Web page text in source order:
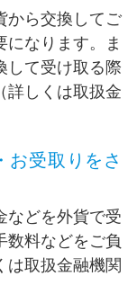
から交換してご
になります。ま
して受け取る際
詳しくは取扱金
お受取りをさ
などを外貨で受
数料などをご負
は取扱金融機関